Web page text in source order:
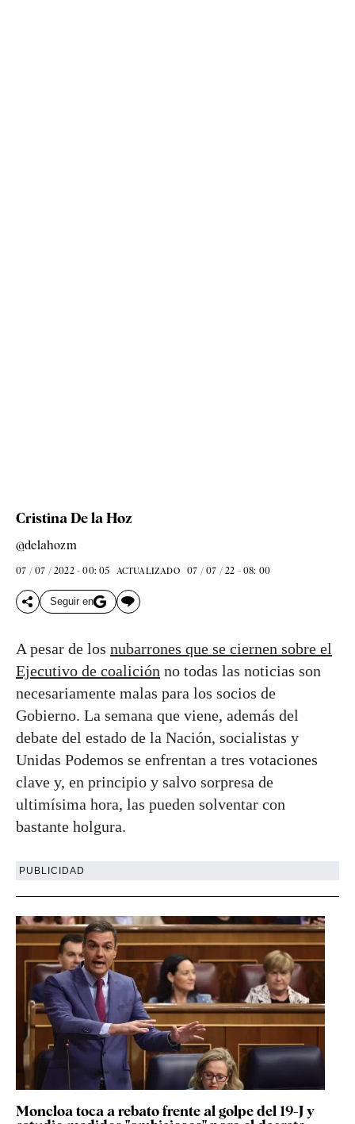
Cristina De la Hoz
@delahozm
07 / 07 / 2022 - 00: 05 ACTUALIZADO 07 / 07 / 22 - 08: 00
Seguir en
A pesar de los nubarrones que se ciernen sobre el
Ejecutivo de coalición no todas las noticias son
necesariamente malas para los socios de
Gobierno. La semana que viene, además del
debate del estado de la Nación, socialistas y
Unidas Podemos se enfrentan a tres votaciones
clave y, en principio y salvo sorpresa de
ultimísima hora, las pueden solventar con
bastante holgura.
PUBLICIDAD
Moncloa toca a rebato frente al golpe del 19-J y